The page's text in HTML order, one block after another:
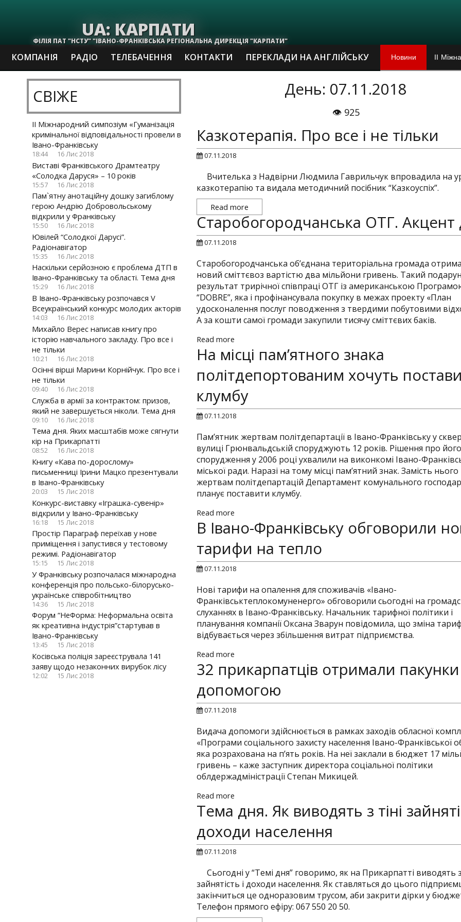
UA: КАРПАТИ
ФІЛІЯ ПАТ "НСТУ" "ІВАНО-ФРАНКІВСЬКА РЕГІОНАЛЬНА ДИРЕКЦІЯ "КАРПАТИ"
КОМПАНІЯ РАДІО ТЕЛЕБАЧЕННЯ КОНТАКТИ ПЕРЕКЛАДИ НА АНГЛІЙСЬКУ Новини
ІІ
Ювілей
В
Осінні
Служба
Тема
СВІЖЕ
ІІ Міжнародний симпозіум «Гуманізація
кримінальної відповідальності провели в
Івано-Франківську
18:44 16 Лис 2018
Виставі Франківського Драмтеатру
«Солодка Даруся» – 10 років
15:57 16 Лис 2018
Пам`ятну анотаційну дошку загиблому
герою Андрію Добровольському
відкрили у Франківську
15:50 16 Лис 2018
Ювілей “Солодкої Дарусі”.
Радіонавігатор
15:35 16 Лис 2018
Наскільки серйозною є проблема ДТП в
Івано-Франківську та області. Тема дня
15:29 16 Лис 2018
В Івано-Франківську розпочався V
Всеукраїнський конкурс молодих акторів
14:03 16 Лис 2018
Михайло Верес написав книгу про
історію навчального закладу. Про все і
не тільки
10:21 16 Лис 2018
Осінні вірші Марини Корнійчук. Про все і
не тільки
09:40 16 Лис 2018
Служба в армії за контрактом: призов,
який не завершується ніколи. Тема дня
09:10 16 Лис 2018
Тема дня. Яких масштабів може сягнути
кір на Прикарпатті
08:52 16 Лис 2018
Книгу «Кава по-дорослому»
письменниці Ірини Мацко презентували
в Івано-Франківську
20:03 15 Лис 2018
Конкурс-виставку «Іграшка-сувенір»
відкрили у Івано-Франківську
16:18 15 Лис 2018
Простір Параграф переїхав у нове
приміщення і запустився у тестовому
режимі. Радіонавігатор
15:15 15 Лис 2018
У Франківську розпочалася міжнародна
конференція про польсько-білорусько-
українське співробітництво
14:36 15 Лис 2018
Форум “НеФорма: Неформальна освіта
як креативна індустрія”стартував в
Івано-Франківську
13:45 15 Лис 2018
Косівська поліція зареєструвала 141
заяву щодо незаконних вирубок лісу
12:02 15 Лис 2018
День: 07.11.2018
👁 925
Казкотерапія. Про все і не тільки
07.11.2018
Вчителька з Надвірни Людмила Гаврильчук впровадила на
казкотерапію та видала методичний посібник “Казкоуспіх”.
Read more
Старобогородчанська ОТГ. Акцент
07.11.2018
Старобогородчанська об’єднана територіальна громада
новий сміттєвоз вартістю два мільйони гривень. Такий
результат трирічної співпраці ОТГ із американською
“DOBRE”, яка і профінансувала покупку в межах проекту «План
удосконалення послуг поводження з твердими побутовими
А за кошти самої громади закупили тисячу сміттєвих баків.
Read more
На місці пам’ятного знака
політдепортованим хочуть
клумбу
07.11.2018
Пам’ятник жертвам політдепартації в Івано-Франківську у
вулиці Грюнвальдській споруджують 12 років. Рішення про його
спорудження у 2006 році ухвалили на виконкомі Івано-
міської ради. Наразі на тому місці пам’ятний знак. Замість нього
жертвам політдепартацій Департамент комунального
планує поставити клумбу.
Read more
В Івано-Франківську обговорили
тарифи на тепло
07.11.2018
Нові тарифи на опалення для споживачів «Івано-
Франківськтеплокомуненерго» обговорили сьогодні на
слуханнях в Івано-Франківську. Начальник тарифної політики і
планування компанії Оксана Зварун повідомила, що зміна
відбувається через збільшення витрат підприємства.
Read more
32 прикарпатців отримали
допомогою
07.11.2018
Видача допомоги здійснюється в рамках заходів обласної
«Програми соціального захисту населення Івано-Франківської
яка розрахована на п’ять років. На неї заклали в бюджет 17
гривень – каже заступник директора соціальної політики
облдержадміністрації Степан Микицей.
Read more
Тема дня. Як виводять з тіні
доходи населення
07.11.2018
Сьогодні у “Темі дня” говоримо, як на Прикарпатті виводять з
зайнятість і доходи населення. Як ставляться до цього
закінчиться це одноразовим трусом, аби закрити дірки у
Телефон прямого ефіру: 067 550 20 50.